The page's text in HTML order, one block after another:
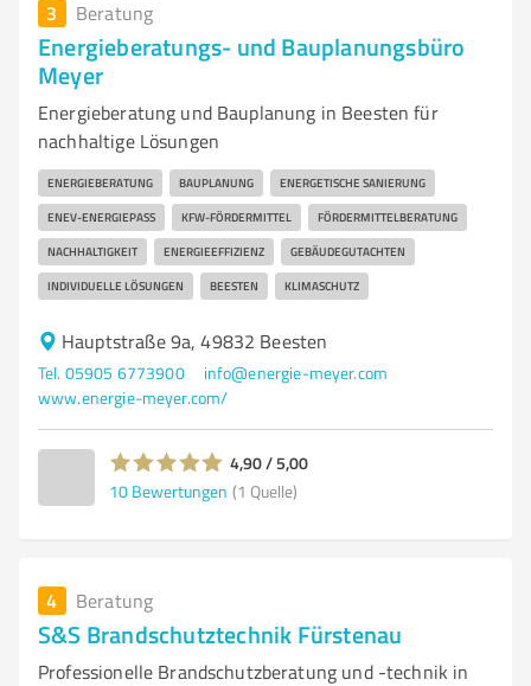
3 Beratung
Energieberatungs- und Bauplanungsbüro
Meyer
Energieberatung und Bauplanung in Beesten für
nachhaltige Lösungen
ENERGIEBERATUNG BAUPLANUNG ENERGETISCHE SANIERUNG
ENEV-ENERGIEPASS KFW-FÖRDERMITTEL FÖRDERMITTELBERATUNG
NACHHALTIGKEIT ENERGIEEFFIZIENZ GEBÄUDEGUTACHTEN
INDIVIDUELLE LÖSUNGEN BEESTEN KLIMASCHUTZ
Hauptstraße 9a, 49832 Beesten
Tel. 05905 6773900
info@energie-meyer.com
www.energie-meyer.com/
4,90 / 5,00
10 Bewertungen (1 Quelle)
4 Beratung
S&S Brandschutztechnik Fürstenau
Professionelle Brandschutzberatung und -technik in